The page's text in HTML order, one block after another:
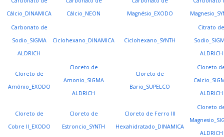
Cálcio_DINAMICA
Cálcio_NEON
Magnésio_EXODO
Carbonato de
Sodio_SIGMA
ALDRICH
Ciclohexano_DINAMICA Ciclohexano_SYNTH
Citrato de
ALDRICH
Cloreto de
Amônio_EXODO
Cloreto de
Amonio_SIGMA
ALDRICH
Cloreto de
Bario_SUPELCO
Cloreto
ALDRICH
Cloreto de
Cobre II_EXODO
Cloreto de
Estroncio_SYNTH
Cloreto de Ferro III
Hexahidratado_DINAMICA
Cloreto
ALDRICH